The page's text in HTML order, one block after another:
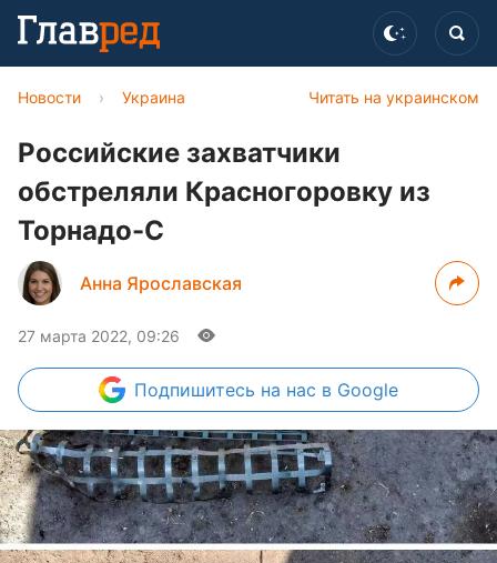
Читать на украинском
Новости › Украина
Российские захватчики
обстреляли Красногоровку из
Торнадо-С
Анна Ярославская
27 марта 2022, 09:26
Подпишитесь на нас в Google